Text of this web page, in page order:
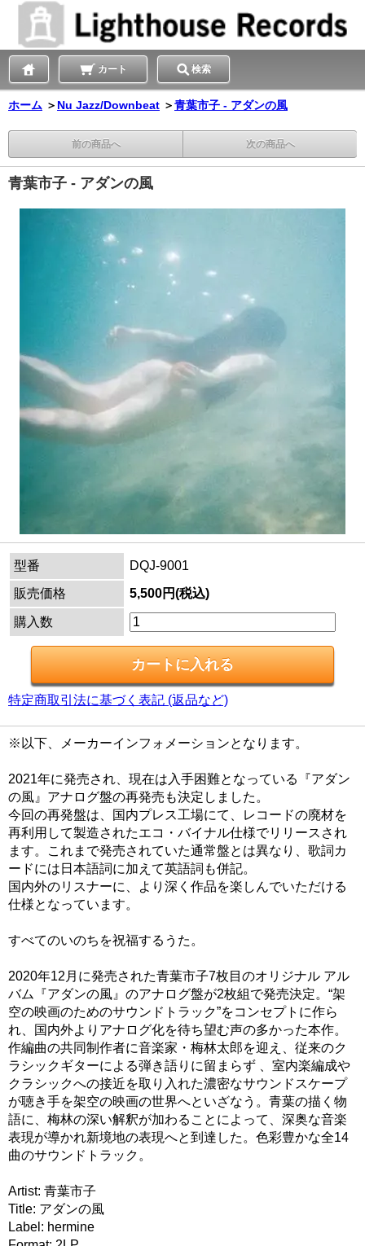
カート 検索
ホーム ＞ Nu Jazz/Downbeat ＞青葉市子 - アダンの風
前の商品へ 次の商品へ
青葉市子 - アダンの風
型番
DQJ-9001
販売価格
5,500円(税込)
購入数
特定商取引法に基づく表記 (返品など)
※以下、メーカーインフォメーションとなります。
2021年に発売され、現在は入手困難となっている『アダン
の風』アナログ盤の再発売も決定しました。
今回の再発盤は、国内プレス工場にて、レコードの廃材を
再利用して製造されたエコ・バイナル仕様でリリースされ
ます。これまで発売されていた通常盤とは異なり、歌詞カ
ードには日本語詞に加えて英語詞も併記。
国内外のリスナーに、より深く作品を楽しんでいただける
仕様となっています。
すべてのいのちを祝福するうた。
2020年12月に発売された青葉市子7枚目のオリジナル アル
バム『アダンの風』のアナログ盤が2枚組で発売決定。“架
空の映画のためのサウンドトラック”をコンセプトに作ら
れ、国内外よりアナログ化を待ち望む声の多かった本作。
作編曲の共同制作者に音楽家・梅林太郎を迎え、従来のク
ラシックギターによる弾き語りに留まらず 、室内楽編成や
クラシックへの接近を取り入れた濃密なサウンドスケープ
が聴き手を架空の映画の世界へといざなう。青葉の描く物
語に、梅林の深い解釈が加わることによって、深奥な音楽
表現が導かれ新境地の表現へと到達した。色彩豊かな全14
曲のサウンドトラック。
Artist: 青葉市子
Title: アダンの風
Label: hermine